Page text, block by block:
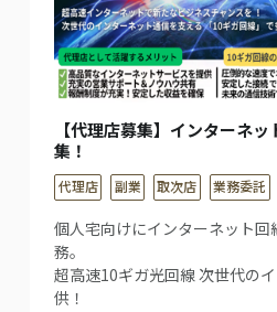
【代理店募集】インターネ
集！
代理店 副業 取次店 業務委託
個人宅向けにインターネット
務。
超高速10ギガ光回線 次世代の
供！